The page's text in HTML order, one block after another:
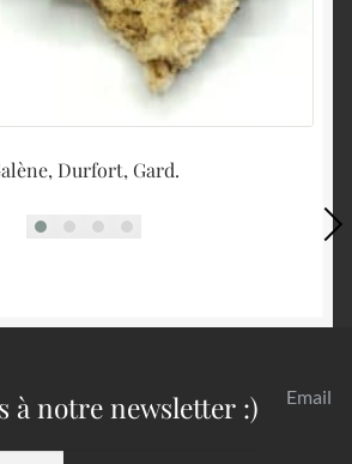
Durfort, Gard.
à notre newsletter :) Email